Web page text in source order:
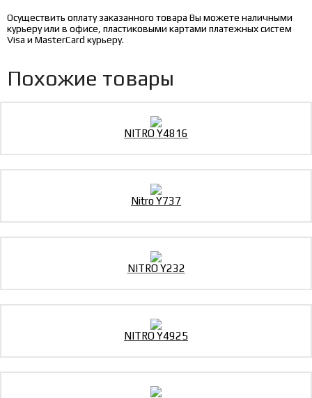
Осуществить оплату заказанного товара Вы можете наличными
курьеру или в офисе, пластиковыми картами платежных систем
Visa и MasterCard курьеру.
Похожие товары
NITRO Y4816
Nitro Y737
NITRO Y232
NITRO Y4925